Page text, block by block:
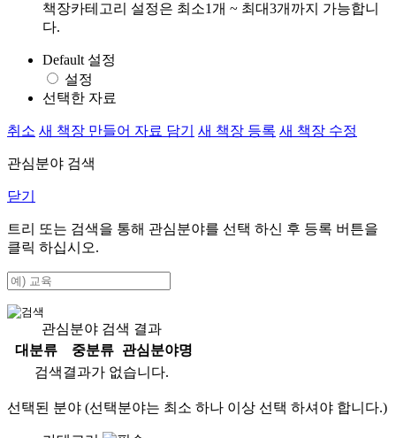
책장카테고리 설정은 최소1개 ~ 최대3개까지 가능합니
다.
Default 설정
설정
선택한 자료
취소 새 책장 만들어 자료 담기 새 책장 등록 새 책장 수정
관심분야 검색
닫기
트리 또는 검색을 통해 관심분야를 선택 하신 후 등록 버튼을
클릭 하십시오.
관심분야 검색 결과
대분류
중분류
관심분야명
검색결과가 없습니다.
선택된 분야 (선택분야는 최소 하나 이상 선택 하셔야 합니다.)